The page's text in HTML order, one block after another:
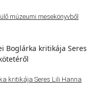
múzeumi mesekönyvből
kritikája Seres Lili Hanna